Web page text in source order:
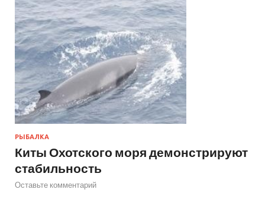
РЫБАЛКА
Киты Охотского моря демонстрируют
стабильность
Оставьте комментарий